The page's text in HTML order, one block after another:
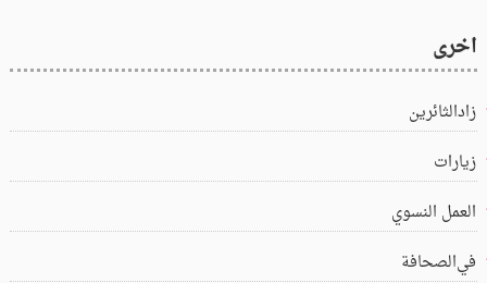
اخرى
زادالثائرين
زيارات
العمل النسوي
في‌الصحافة